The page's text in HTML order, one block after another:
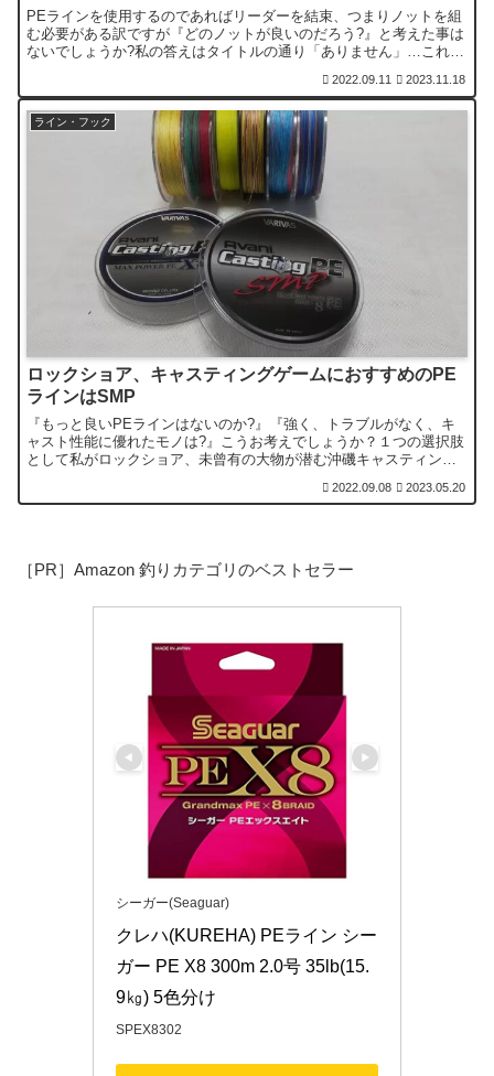
PEラインを使用するのであればリーダーを結束、つまりノットを組
む必要がある訳ですが『どのノットが良いのだろう?』と考えた事は
ないでしょうか?私の答えはタイトルの通り「ありません」…これは
2022.09.11 2023.11.18
ライン・フック
ロックショア、キャスティングゲームにおすすめのPE
ラインはSMP
『もっと良いPEラインはないのか?』『強く、トラブルがなく、キ
ャスト性能に優れたモノは?』こうお考えでしょうか？１つの選択肢
として私がロックショア、未曾有の大物が潜む沖磯キャスティング
2022.09.08 2023.05.20
［PR］Amazon 釣りカテゴリのベストセラー
シーガー(Seaguar)
クレハ(KUREHA) PEライン シー
ガー PE X8 300m 2.0号 35lb(15.
9㎏) 5色分け
SPEX8302